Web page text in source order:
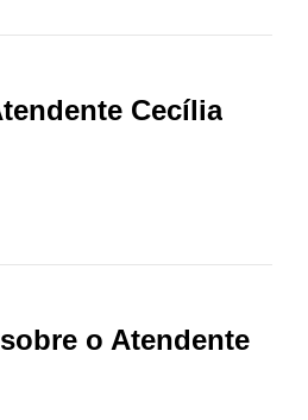
Cecília
o Atendente